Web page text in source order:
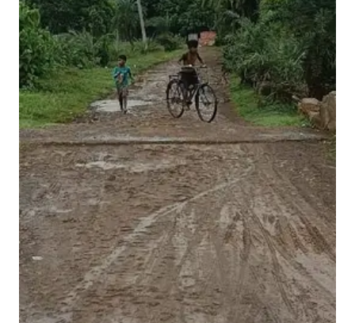
से
प
रे
शा
न
ग्रा
मी
ण
,
3
.
5
कि
मी
मा
र्ग
के